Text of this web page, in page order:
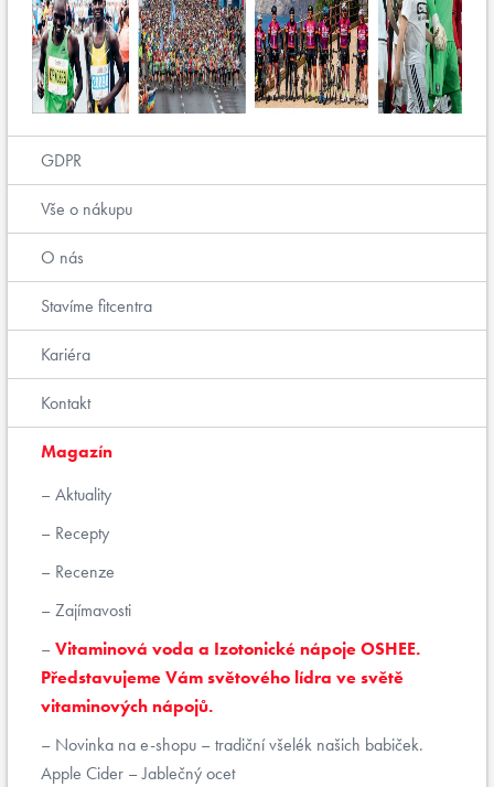
GDPR
Vše o nákupu
O nás
Stavíme fitcentra
Kariéra
Kontakt
Magazín
Aktuality
Recepty
Recenze
Zajímavosti
Vitaminová voda a Izotonické nápoje OSHEE.
Představujeme Vám světového lídra ve světě
vitaminových nápojů.
Novinka na e-shopu – tradiční všelék našich babiček.
Apple Cider – Jablečný ocet